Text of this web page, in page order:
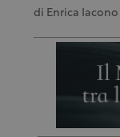
di Enrica Iacono